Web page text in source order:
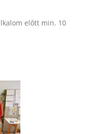
előtt min. 10